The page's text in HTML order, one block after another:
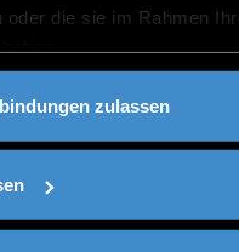
oder die sie im Rahmen
zulassen